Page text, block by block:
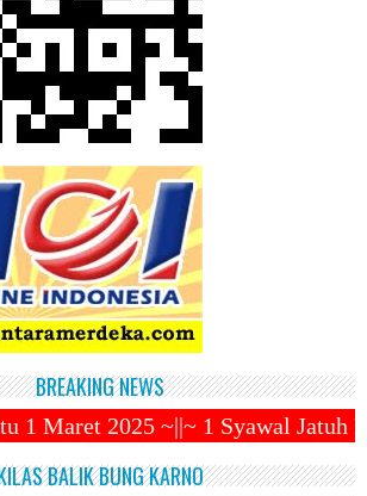
BREAKING NEWS
Jatuh Pada Tanggal 31
BALIK BUNG KARNO